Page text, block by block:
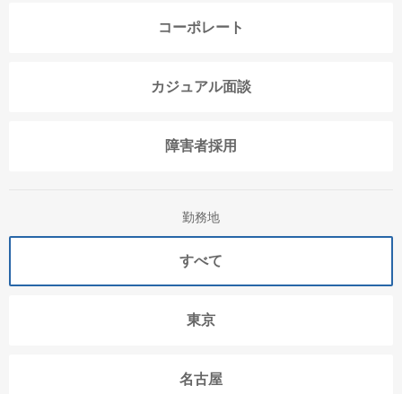
コーポレート
カジュアル面談
障害者採用
勤務地
すべて
東京
名古屋